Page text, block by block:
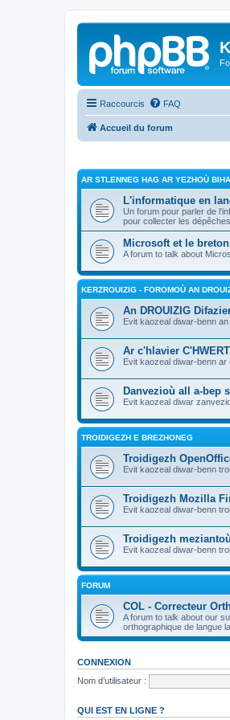
Raccourcis FAQ
Accueil du forum
AR STLENNEG HAG AR YEZHOÙ
L'informatique en
Un forum pour parler de
pour collecter les dépêches.
Microsoft et le
A forum to talk about
KERZROUIZIG - FOROMOÙ AN
An DROUIZIG
Evit kaozeal diwar-benn
Ar c'hlavier
Evit kaozeal diwar-benn
Danvezioù all a-bep
Evit kaozeal diwar
TROIDIGEZH E BREZHONEG
Troidigezh
Evit kaozeal diwar-benn
Troidigezh Mozilla
Evit kaozeal diwar-benn
Troidigezh
Evit kaozeal diwar-benn
FORUM
COL - Correcteur
A forum to talk about our
orthographique de langue
CONNEXION
Nom d’utilisateur :
QUI EST EN LIGNE ?